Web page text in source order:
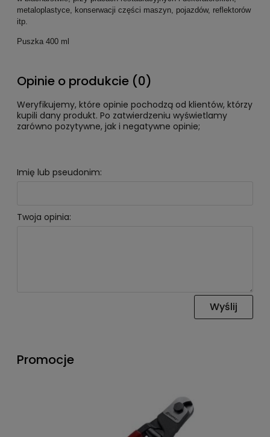
metaloplastyce, konserwacji części maszyn, pojazdów, reflektorów
itp.
Puszka 400 ml
Opinie o produkcie (0)
Weryfikujemy, które opinie pochodzą od klientów, którzy
kupili dany produkt. Po zatwierdzeniu wyświetlamy
zarówno pozytywne, jak i negatywne opinie;
Imię lub pseudonim:
Twoja opinia:
Wyślij
Promocje